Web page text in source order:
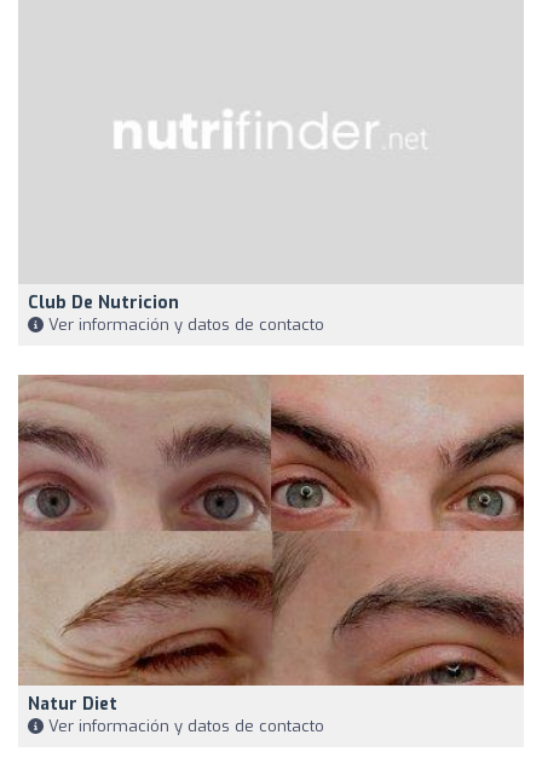
Club De Nutricion
Ver información y datos de contacto
Natur Diet
Ver información y datos de contacto